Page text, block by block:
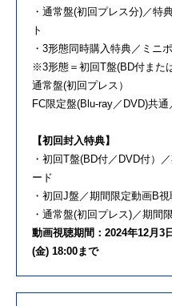
・通常盤(初回プレス分)／特
ト
・3形態同時購入特典／ミニ
※3形態＝初回T盤(BD付また
通常盤(初回プレス）
FC限定盤(Blu-ray／DVD)共
【初回封入特典】
・初回T盤(BD付／DVD付）
ード
・初回J盤／期間限定動画B
・通常盤(初回プレス)／期間
動画視聴期間：2024年12月3
(金) 18:00まで